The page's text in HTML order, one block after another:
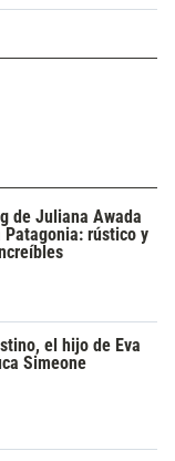
de Juliana Awada
Patagonia: rústico y
el hijo de Eva
Simeone